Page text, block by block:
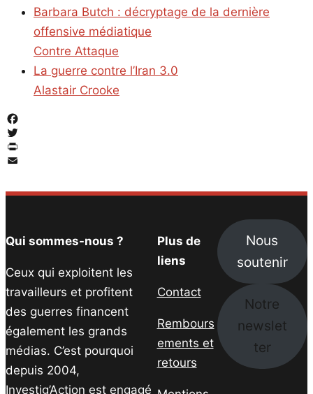
Barbara Butch : décryptage de la dernière
offensive médiatique
Contre Attaque
La guerre contre l’Iran 3.0
Alastair Crooke
Facebook
Twitter
PrintFriendly
Qui sommes-nous ?
Ceux qui exploitent les
travailleurs et profitent
des guerres financent
également les grands
médias. C’est pourquoi
depuis 2004,
Investig’Action est engagé
Plus de
liens
Contact
Rembours
ements et
retours
Nous
soutenir
Notre
newslet
ter